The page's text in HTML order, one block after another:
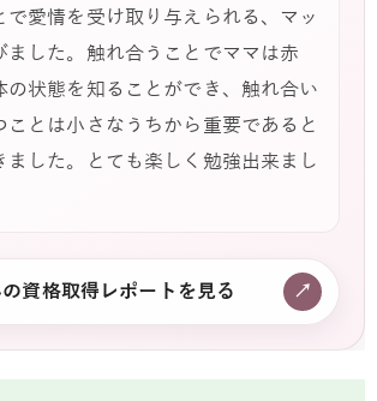
で愛情を受け取り与えられる、マッ
ました。触れ合うことでママは赤
の状態を知ることができ、触れ合い
ことは小さなうちから重要であると
ました。とても楽しく勉強出来まし
資格取得レポートを見る ↗